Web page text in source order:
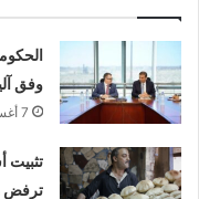
وفق
7 أغسطس، 2026
تثبيت
ترفض